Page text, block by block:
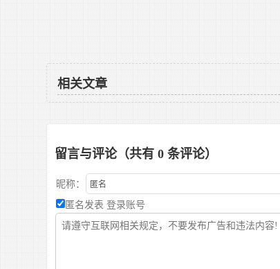
相关文章
留言与评论（共有0 条评论）
昵称：
匿名发表登录账号